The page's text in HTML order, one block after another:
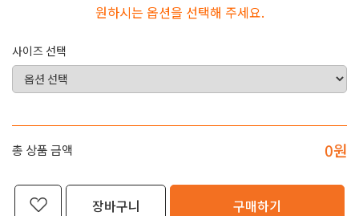
원하시는 옵션을 선택해 주세요.
사이즈 선택
총 상품 금액 0원
장바구니 구매하기